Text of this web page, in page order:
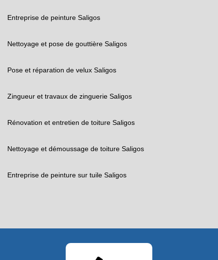
Entreprise de peinture Saligos
Nettoyage et pose de gouttière Saligos
Pose et réparation de velux Saligos
Zingueur et travaux de zinguerie Saligos
Rénovation et entretien de toiture Saligos
Nettoyage et démoussage de toiture Saligos
Entreprise de peinture sur tuile Saligos